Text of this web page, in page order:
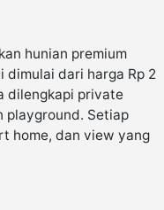
hunian premium
dimulai dari harga Rp 2
dilengkapi private
playground. Setiap
home, dan view yang